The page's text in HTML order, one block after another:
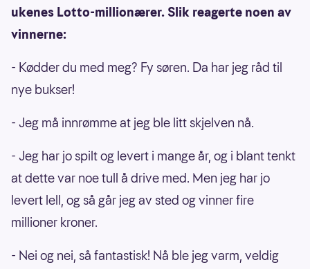
ukenes Lotto-millionærer. Slik reagerte noen av
vinnerne:
- Kødder du med meg? Fy søren. Da har jeg råd til
nye bukser!
- Jeg må innrømme at jeg ble litt skjelven nå.
- Jeg har jo spilt og levert i mange år, og i blant tenkt
at dette var noe tull å drive med. Men jeg har jo
levert lell, og så går jeg av sted og vinner fire
millioner kroner.
- Nei og nei, så fantastisk! Nå ble jeg varm, veldig